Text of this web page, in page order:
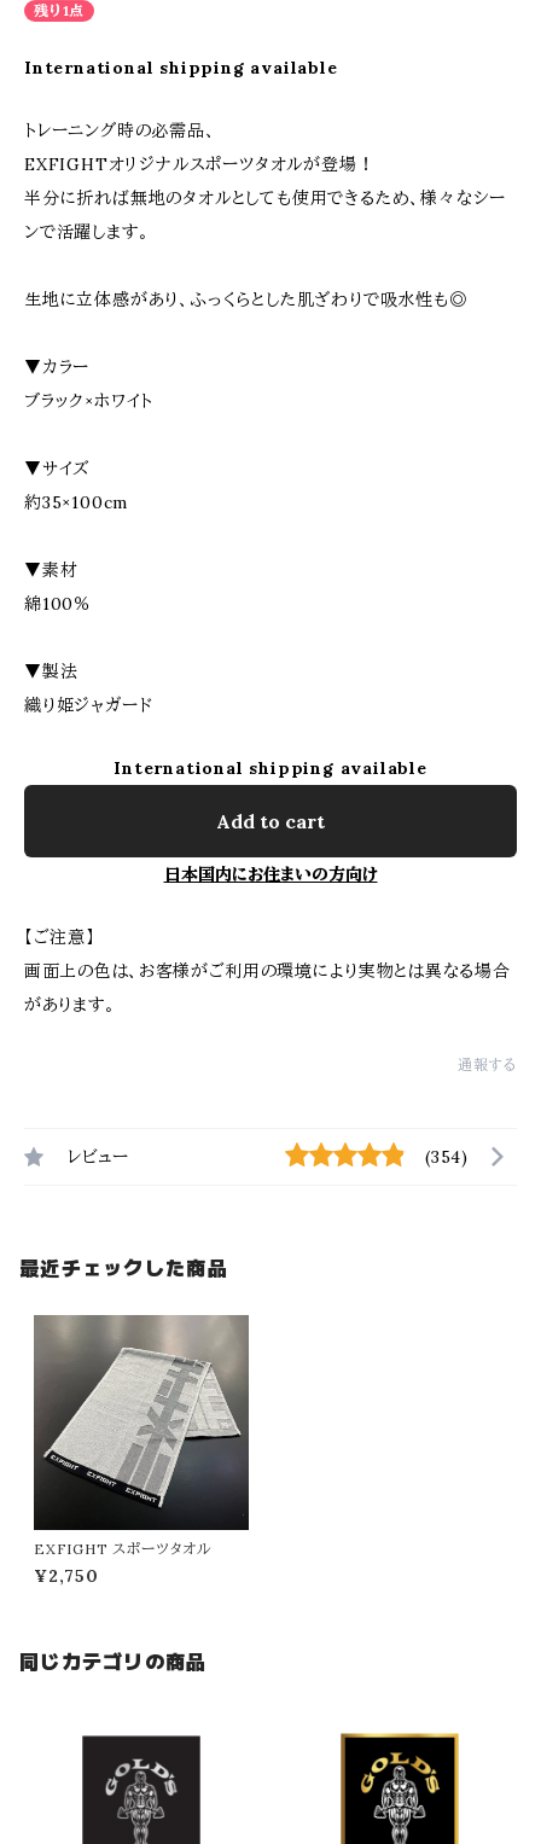
残り1点
International shipping available
トレーニング時の必需品、
EXFIGHTオリジナルスポーツタオルが登場！
半分に折れば無地のタオルとしても使用できるため、様々なシー
ンで活躍します。
生地に立体感があり、ふっくらとした肌ざわりで吸水性も◎
▼カラー
ブラック×ホワイト
▼サイズ
約35×100cm
▼素材
綿100％
▼製法
織り姫ジャガード
International shipping available
Add to cart
日本国内にお住まいの方向け
【ご注意】
画面上の色は、お客様がご利用の環境により実物とは異なる場合
があります。
通報する
レビュー (354)
最近チェックした商品
EXFIGHT スポーツタオル
¥2,750
同じカテゴリの商品